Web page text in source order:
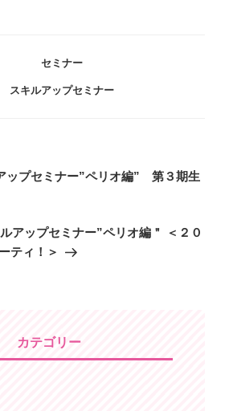
カ
ゴ
セミナー
タ
スキルアップセミナー
ップセミナー”ペリオ編” 第３期生
アップセミナー”ペリオ編＂ ＜２０
ティ！＞
カテゴリー